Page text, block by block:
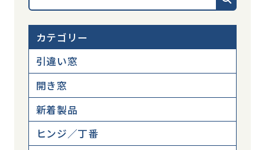
カテゴリー
引違い窓
開き窓
新着製品
ヒンジ／丁番